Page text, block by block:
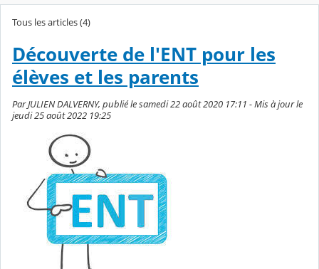
Tous les articles (4)
Découverte de l'ENT pour les
élèves et les parents
Par JULIEN DALVERNY, publié le samedi 22 août 2020 17:11 - Mis à jour le
jeudi 25 août 2022 19:25